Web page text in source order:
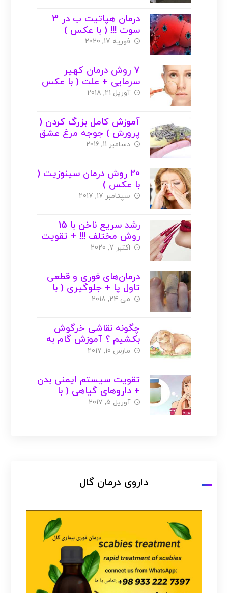
درمان هپاتیت ب در 3
سوت !!! ( با عکس )
فوریه 17, 2020
7 روش درمان کهیر
سرمایی + علت ( با عکس
)
آوریل 21, 2018
آموزش کامل بزرگ کردن (
پرورش ) جوجه مرغ عشق
+ عکس
دسامبر 11, 2016
20 روش درمان سینوزیت (
با عکس )
سپتامبر 17, 2017
رشد سریع ناخن با 15
روش مختلف !!! + تقویت
ناخن
اکتبر 7, 2020
درمان‌های فوری و قطعی
تاول پا + جلوگیری ( با
عکس )
می 24, 2018
چگونه نقاشی خرگوش
بکشیم ؟ آموزش گام به
گام با عکس + ویدیو
مارس 10, 2017
تقویت سیستم ایمنی بدن
+ داروهای گیاهی ( با
عکس )
آوریل 5, 2017
داروی درمان گال